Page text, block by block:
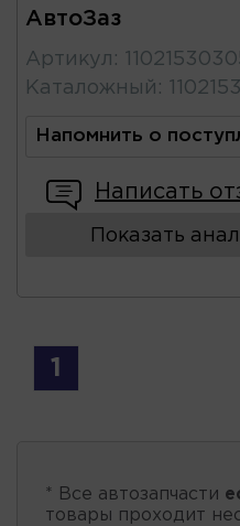
АвтоЗаз
Артикул :
Каталожный :
Напомнить о
Написать
Показать
1
* Все автозапчасти
товары проходит